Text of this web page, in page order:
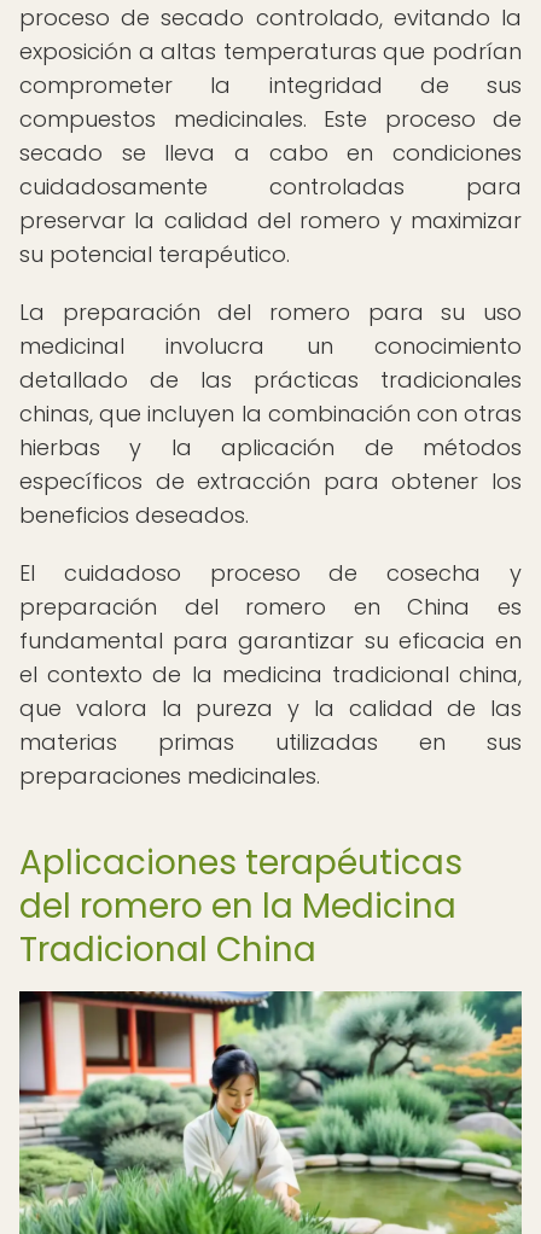
proceso de secado controlado, evitando la
exposición a altas temperaturas que podrían
comprometer la integridad de sus
compuestos medicinales. Este proceso de
secado se lleva a cabo en condiciones
cuidadosamente controladas para
preservar la calidad del romero y maximizar
su potencial terapéutico.
La preparación del romero para su uso
medicinal involucra un conocimiento
detallado de las prácticas tradicionales
chinas, que incluyen la combinación con otras
hierbas y la aplicación de métodos
específicos de extracción para obtener los
beneficios deseados.
El cuidadoso proceso de cosecha y
preparación del romero en China es
fundamental para garantizar su eficacia en
el contexto de la medicina tradicional china,
que valora la pureza y la calidad de las
materias primas utilizadas en sus
preparaciones medicinales.
Aplicaciones terapéuticas
del romero en la Medicina
Tradicional China